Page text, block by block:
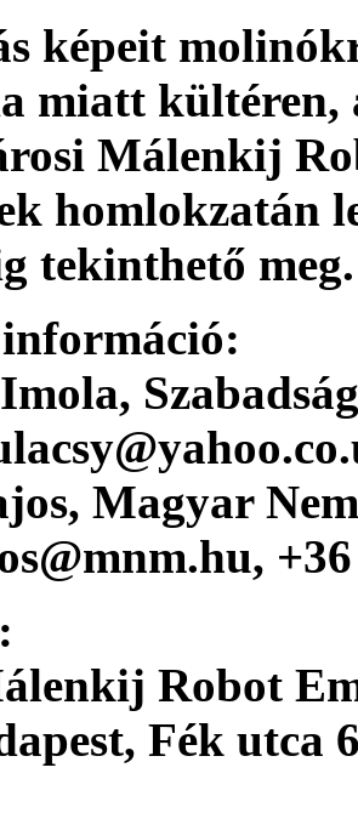
képeit
miatt kültéren,
Málenkij
homlokzatán
tekinthető meg.
,
, Magyar
Robot
Fék utca